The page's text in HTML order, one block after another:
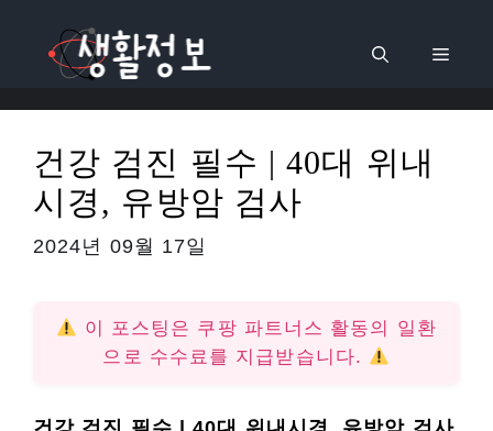
로
메
건강 검진 필수 | 40대 위내
시경, 유방암 검사
2024년 09월 17일
이 포스팅은 쿠팡 파트너스 활동의 일환
으로 수수료를 지급받습니다.